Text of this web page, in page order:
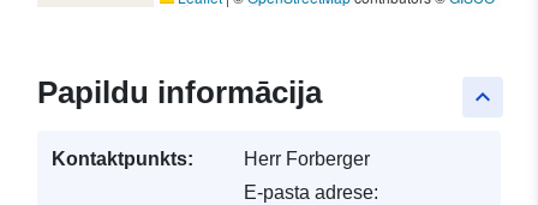
keyboard_arrow_up
Papildu informācija
Kontaktpunkts:
Herr Forberger
E-pasta adrese: